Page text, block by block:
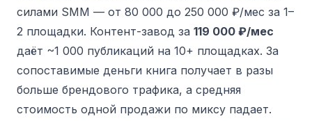
силами SMM — от 80 000 до 250 000 ₽/мес за 1–
2 площадки. Контент-завод за 119 000 ₽/мес
даёт ~1 000 публикаций на 10+ площадках. За
сопоставимые деньги книга получает в разы
больше брендового трафика, а средняя
стоимость одной продажи по миксу падает.